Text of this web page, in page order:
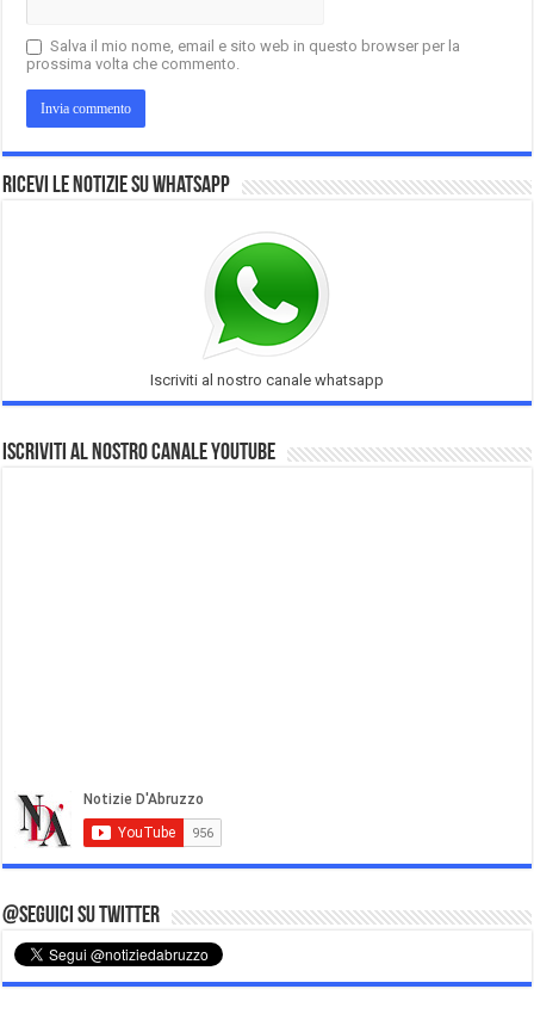
Salva il mio nome, email e sito web in questo browser per la
prossima volta che commento.
Ricevi le notizie su Whatsapp
Iscriviti al nostro canale whatsapp
Iscriviti al nostro Canale Youtube
@Seguici su Twitter